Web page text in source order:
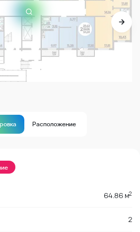
Расположение
64.86 м2
2